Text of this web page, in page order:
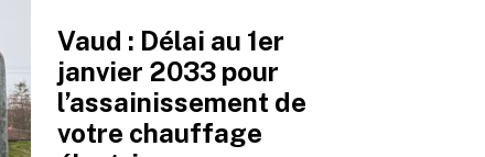
Vaud : Délai au 1er
janvier 2033 pour
l’assainissement de
votre chauffage